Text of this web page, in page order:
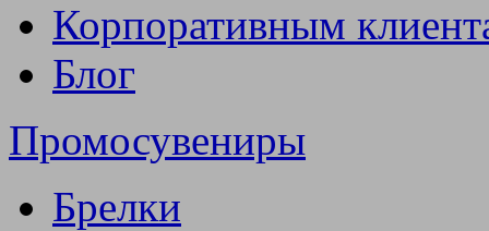
Корпоративным
Блог
Промосувениры
Брелки